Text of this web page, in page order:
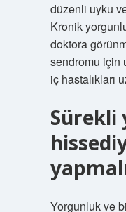
düzenli uyku
Kronik
doktora
sendromu için
iç hastalıkları
Sürekli
Yorgunluk ve